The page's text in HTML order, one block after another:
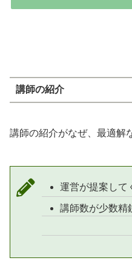
講師の紹介
講師の紹介がなぜ、最適解
運営が提案して
講師数が少数精